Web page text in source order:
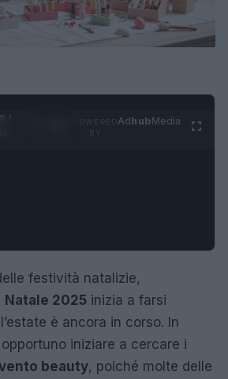
/
AdhubMedia
festività natalizie,
Natale 2025 inizia a farsi
è ancora in corso. In
iniziare a cercare i
beauty, poiché molte delle